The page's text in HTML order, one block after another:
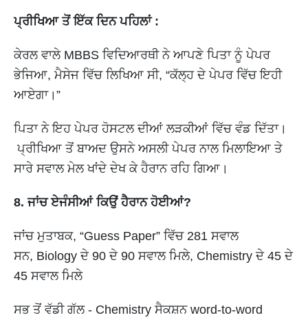
ਪ੍ਰੀਖਿਆ ਤੋਂ ਇੱਕ ਦਿਨ ਪਹਿਲਾਂ :
ਕੇਰਲ ਵਾਲੇ MBBS ਵਿਦਿਆਰਥੀ ਨੇ ਆਪਣੇ ਪਿਤਾ ਨੂੰ ਪੇਪਰ
ਭੇਜਿਆ, ਮੈਸੇਜ ਵਿੱਚ ਲਿਖਿਆ ਸੀ, “ਕੱਲ੍ਹ ਦੇ ਪੇਪਰ ਵਿੱਚ ਇਹੀ
ਆਏਗਾ।”
ਪਿਤਾ ਨੇ ਇਹ ਪੇਪਰ ਹੋਸਟਲ ਦੀਆਂ ਲੜਕੀਆਂ ਵਿੱਚ ਵੰਡ ਦਿੱਤਾ।
ਪ੍ਰੀਖਿਆ ਤੋਂ ਬਾਅਦ ਉਸਨੇ ਅਸਲੀ ਪੇਪਰ ਨਾਲ ਮਿਲਾਇਆ ਤੇ
ਸਾਰੇ ਸਵਾਲ ਮੇਲ ਖਾਂਦੇ ਦੇਖ ਕੇ ਹੈਰਾਨ ਰਹਿ ਗਿਆ।
8. ਜਾਂਚ ਏਜੰਸੀਆਂ ਕਿਉਂ ਹੈਰਾਨ ਹੋਈਆਂ?
ਜਾਂਚ ਮੁਤਾਬਕ, “Guess Paper” ਵਿੱਚ 281 ਸਵਾਲ
ਸਨ, Biology ਦੇ 90 ਦੇ 90 ਸਵਾਲ ਮਿਲੇ, Chemistry ਦੇ 45 ਦੇ
45 ਸਵਾਲ ਮਿਲੇ
ਸਭ ਤੋਂ ਵੱਡੀ ਗੱਲ - Chemistry ਸੈਕਸ਼ਨ word-to-word